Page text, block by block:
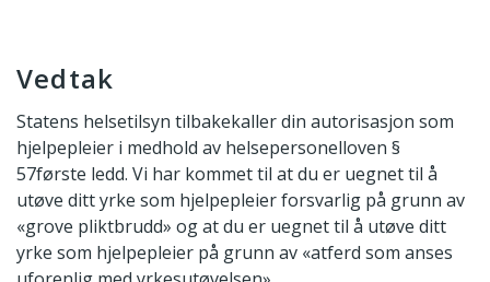
Vedtak
Statens helsetilsyn tilbakekaller din autorisasjon som
hjelpepleier i medhold av helsepersonelloven §
57første ledd. Vi har kommet til at du er uegnet til å
utøve ditt yrke som hjelpepleier forsvarlig på grunn av
«grove pliktbrudd» og at du er uegnet til å utøve ditt
yrke som hjelpepleier på grunn av «atferd som anses